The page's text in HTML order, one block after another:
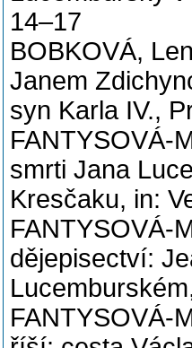
14–17
BOBKOVÁ,
Janem
syn Karla IV.,
FANTYSOVÁ-
smrti Jana
Kresčaku, in:
FANTYSOVÁ-
dějepisectví:
FANTYSOVÁ-